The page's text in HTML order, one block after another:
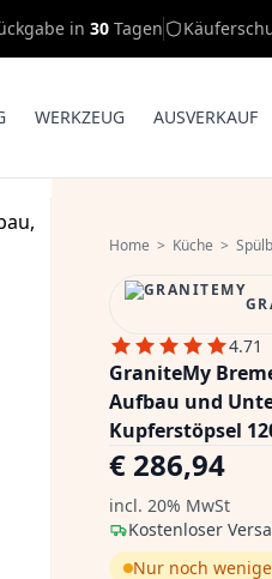
in 30 Tagen
WERKZEUG AUSVERKAUF
Home > Küche >
4.71
GraniteMy
Aufbau und
Kupferstöpsel
€ 286,94
incl. 20% MwSt
Kostenloser
Nur noch